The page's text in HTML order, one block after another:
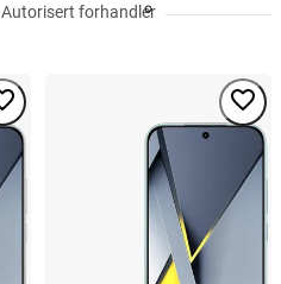
Autorisert forhandler